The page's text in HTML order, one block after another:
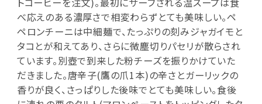
べ応えのある濃厚さで相変わらずとても美味しい。ペ
ペロンチーニは中細麺で、たっぷりの刻みジャガイモと
タコとが和えてあり、さらに微塵切りパセリが散らされ
ています。別壺で到来した粉チーズを振りかけていた
だきました。唐辛子(鷹の爪1本)の辛さとガーリックの
香りが良く、さっぱりした後味でとても美味しい。食後